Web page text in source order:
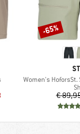
Artikel
Women's HoforsSt.
€
Korting
-65%